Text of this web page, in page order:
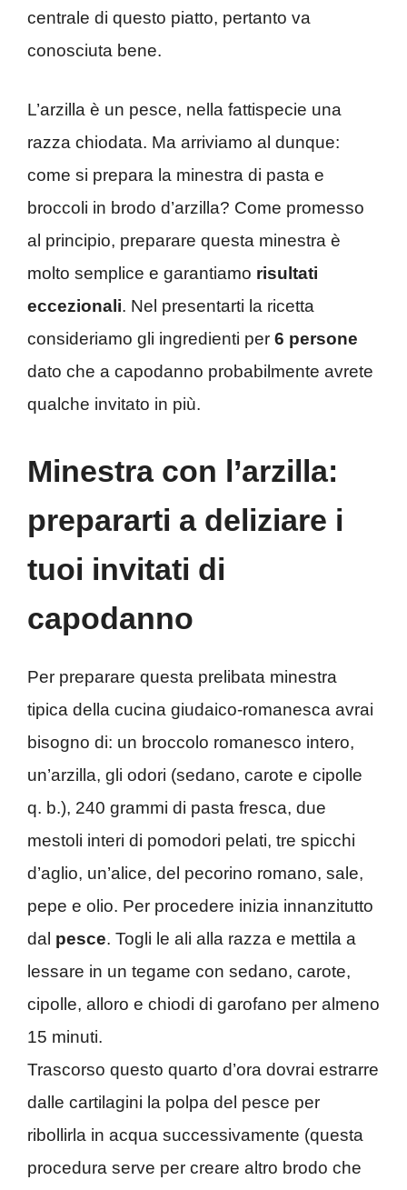
centrale di questo piatto, pertanto va
conosciuta bene.
L’arzilla è un pesce, nella fattispecie una
razza chiodata. Ma arriviamo al dunque:
come si prepara la minestra di pasta e
broccoli in brodo d’arzilla? Come promesso
al principio, preparare questa minestra è
molto semplice e garantiamo risultati
eccezionali. Nel presentarti la ricetta
consideriamo gli ingredienti per 6 persone
dato che a capodanno probabilmente avrete
qualche invitato in più.
Minestra con l’arzilla:
prepararti a deliziare i
tuoi invitati di
capodanno
Per preparare questa prelibata minestra
tipica della cucina giudaico-romanesca avrai
bisogno di: un broccolo romanesco intero,
un’arzilla, gli odori (sedano, carote e cipolle
q. b.), 240 grammi di pasta fresca, due
mestoli interi di pomodori pelati, tre spicchi
d’aglio, un’alice, del pecorino romano, sale,
pepe e olio. Per procedere inizia innanzitutto
dal pesce. Togli le ali alla razza e mettila a
lessare in un tegame con sedano, carote,
cipolle, alloro e chiodi di garofano per almeno
15 minuti.
Trascorso questo quarto d’ora dovrai estrarre
dalle cartilagini la polpa del pesce per
ribollirla in acqua successivamente (questa
procedura serve per creare altro brodo che